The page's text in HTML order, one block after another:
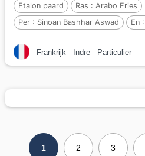
Etalon paard Ras : Arabo Fries
Per : Sinoan Bashhar Aswad En :
Frankrijk
Indre Particulier
1 2 3